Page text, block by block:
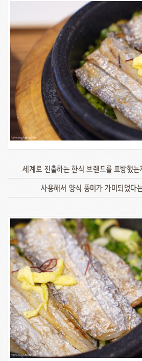
세계로 진출하는 한식 브랜드를 표방했
사용해서 양식 풍미가 가미되었다